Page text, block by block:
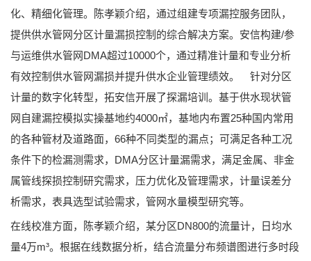
化、精细化管理。陈孝颖介绍，通过组建专项漏控服务团队，
提供供水管网分区计量漏损控制的综合解决方案。安信构建/参
与运维供水管网DMA超过10000个，通过精准计量和专业分析
有效控制供水管网漏损并提升供水企业管理绩效。 针对分区
计量的数字化转型，拓安信开展了探漏培训。基于供水现状管
网自建漏控模拟实操基地约4000㎡，基地内布置25种国内常用
的各种管材及道路面，66种不同类型的漏点；可满足各种工况
条件下的检漏测需求，DMA分区计量漏需求，满足金属、非金
属管线探损控制研究需求，压力优化及管理需求，计量误差分
析需求，表具选型试验需求，管网水量模型研究等。
在线校准方面，陈孝颖介绍，某分区DN800的流量计，日均水
量4万m³。根据在线数据分析，结合流量分布频谱图进行多时段